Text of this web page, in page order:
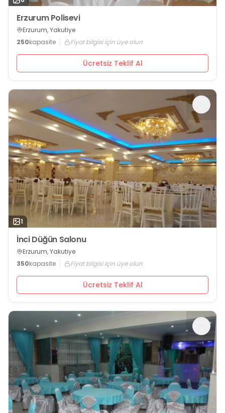
Erzurum Polisevi
Erzurum, Yakutiye
250kapasite Fiyat bilgisi için üye olun
Ücretsiz Teklif Al
1
İnci Düğün Salonu
Erzurum, Yakutiye
350kapasite Fiyat bilgisi için üye olun
Ücretsiz Teklif Al